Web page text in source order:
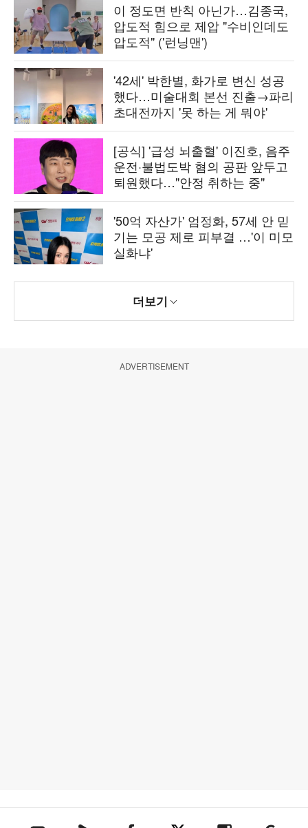
이 정도면 반칙 아닌가…김종국,
압도적 힘으로 제압 "수비인데도
압도적" ('런닝맨')
'42세' 박한별, 화가로 변신 성공
했다…미술대회 본선 진출→파리
초대전까지 '못 하는 게 뭐야'
[공식] '급성 뇌출혈' 이진호, 음주
운전·불법도박 혐의 공판 앞두고
퇴원했다…"안정 취하는 중"
'50억 자산가' 엄정화, 57세 안 믿
기는 모공 제로 피부결 …'이 미모
실화냐'
더보기
ADVERTISEMENT